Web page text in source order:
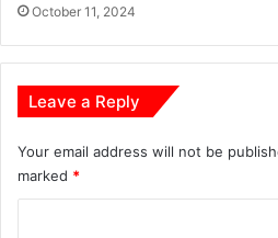
October 11, 2024
Leave a Reply
Your email address will not be
marked *